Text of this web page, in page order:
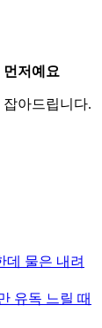
저예요
아드립니다.
데 물은 내려
유독 느릴 때